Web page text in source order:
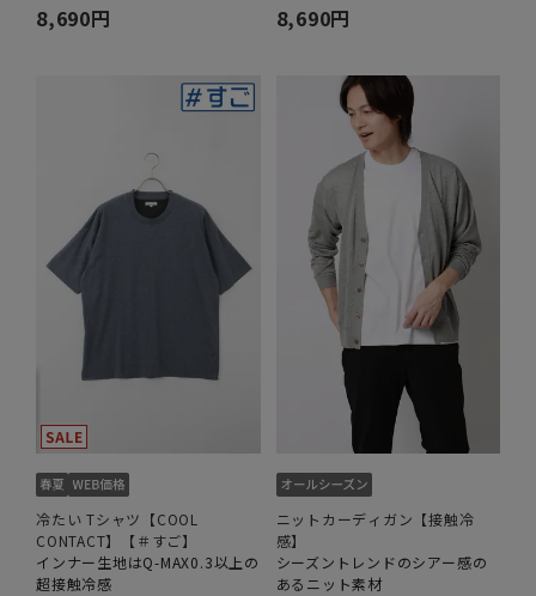
8,690円 8,690円
冷たい Tシャツ【COOL
CONTACT】【＃すご】
インナー生地はQ-MAX0.3以上の
超接触冷感
ニットカーディガン【接触冷
感】
シーズントレンドのシアー感の
あるニット素材